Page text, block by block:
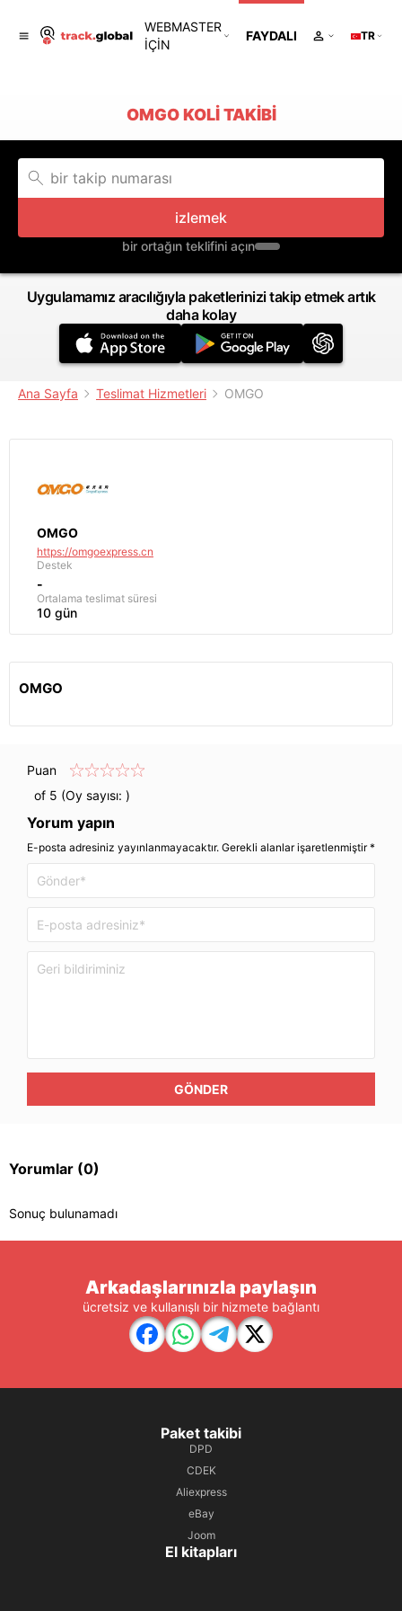
WEBMASTER
IÇIN
FAYDALI TR
OMGO KOLI TAKIBI
izlemek
bir ortağın teklifini açın
Uygulamamız aracılığıyla paketlerinizi takip etmek artık
daha kolay
Ana Sayfa Teslimat Hizmetleri OMGO
OMGO
https://omgoexpress.cn
Destek
-
Ortalama teslimat süresi
10 gün
OMGO
Puan
of 5 (Oy sayısı: )
Yorum yapın
E-posta adresiniz yayınlanmayacaktır. Gerekli alanlar işaretlenmiştir *
GÖNDER
Yorumlar (0)
Sonuç bulunamadı
Arkadaşlarınızla paylaşın
ücretsiz ve kullanışlı bir hizmete bağlantı
Paket takibi
DPD
CDEK
Aliexpress
eBay
Joom
El kitapları